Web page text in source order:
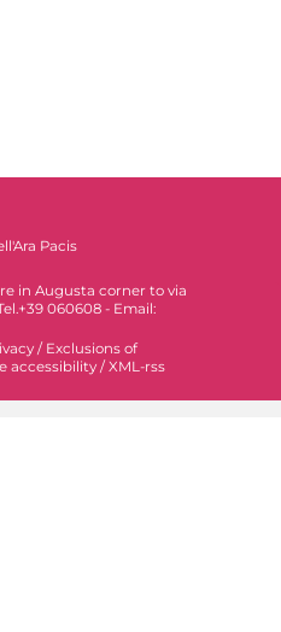
Pacis
in Augusta corner to via
060608 - Email:
/ Exclusions of
accessibility /XML-rss